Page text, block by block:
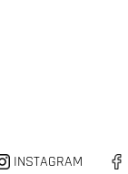
INSTAGRAM